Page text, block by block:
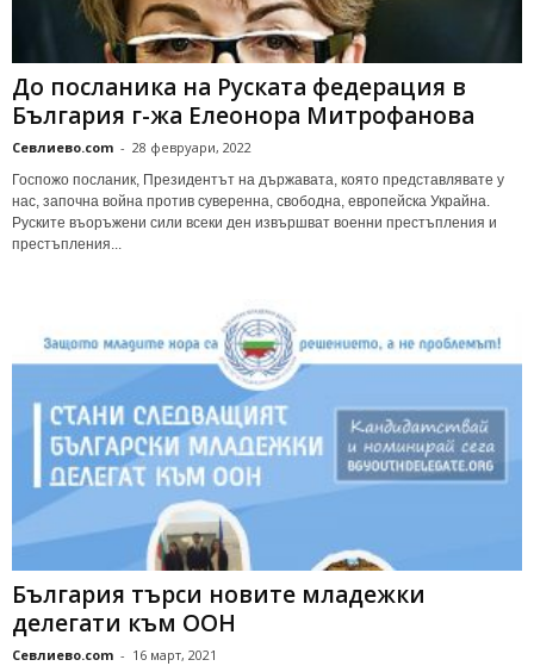
До посланика на Руската федерация в
България г-жа Елеонора Митрофанова
Севлиево.com - 28 февруари, 2022
Госпожо посланик, Президентът на държавата, която представлявате у
нас, започна война против суверенна, свободна, европейска Украйна.
Руските въоръжени сили всеки ден извършват военни престъпления и
престъпления...
България търси новите младежки
делегати към ООН
Севлиево.com - 16 март, 2021